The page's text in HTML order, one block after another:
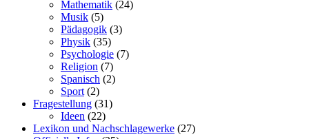
Mathematik (24)
Musik (5)
Pädagogik (3)
Physik (35)
Psychologie (7)
Religion (7)
Spanisch (2)
Sport (2)
Fragestellung (31)
Ideen (22)
Lexikon und Nachschlagewerke (27)